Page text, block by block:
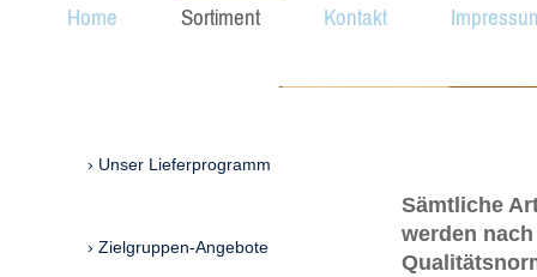
Home Sortiment Kontakt
Sämtliche
werden
Unser Lieferprogramm
Zielgruppen-Angebote